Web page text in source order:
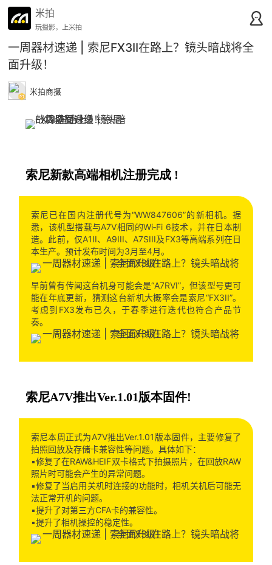
米拍
玩摄影，上米拍
一周器材速递 | 索尼FX3II在路上？镜头暗战将全
面升级！
米拍商摄
索尼新款高端相机注册完成 !
索尼已在国内注册代号为“WW847606”的新相机。据
悉，该机型搭载与A7V相同的Wi‑Fi 6技术，并在日本制
造。此前，仅A1II、A9III、A7SIII及FX3等高端系列在日
本生产。预计发布时间为3月至4月。
早前曾有传闻这台机身可能会是“A7RVI”，但该型号更可
能在年底更新，猜测这台新机大概率会是索尼“FX3II”。
考虑到FX3发布已久，于春季进行迭代也符合产品节
奏。
索尼A7V推出Ver.1.01版本固件!
索尼本周正式为A7V推出Ver.1.01版本固件，主要修复了
拍照回放及存储卡兼容性等问题。具体如下：
▪️修复了在RAW&HEIF双卡格式下拍摄照片，在回放RAW
照片时可能会产生的异常问题。
▪️修复了当启用关机时连接的功能时，相机关机后可能无
法正常开机的问题。
▪️提升了对第三方CFA卡的兼容性。
▪️提升了相机操控的稳定性。